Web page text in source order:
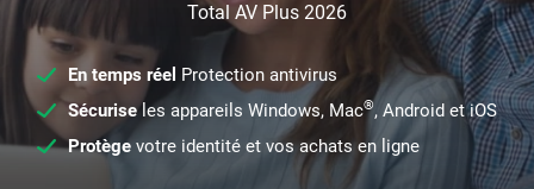
Total AV Plus 2026
En temps réel Protection antivirus
Sécuriseles appareils Windows, Mac®, Android et iOS
Protège votre identité et vos achats en ligne